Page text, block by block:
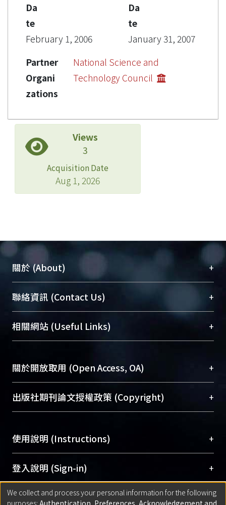
Da
te
February 1, 2006
Da
te
January 31, 2007
Partner
Organi
zations
National Science and
Technology Council
Views
3
Acquisition Date
Aug 1, 2026
關於 (About) +
臺大位居世界頂尖大學之列，為永久珍藏及向國際
展現本校豐碩的研究成果及學術能量，圖書館整合
機構典藏（NTUR）與學術庫（AH）不同功能平
台，成為臺大學術典藏NTU scholars。期能整合研
成果。
To permanently archive and promote researcher
profiles and scholarly works, Library integrates the
services of “NTU Repository” with “Academic
聯絡資訊 (Contact Us) +
總館學科館員(Main Library)
醫學圖書館學科館員(Medical Library)
Sciences Library)
相關網站 (Useful Links) +
關於開放取用 (Open Access, OA) +
開放取用是從使用者角度提升資訊取用性的社會運
動，應用在學術研究上是透過將研究著作公開供使
用逐年攀升。同時可加速研究發展、提升研究影響
Archive）平台。 （點選深入了解OA）
出版社期刊論文授權政策 (Copyright) +
含部分內容的版權非匯入者所有，或由第三方贊
助與合作完成，請確認該版權所有者及第三方同
意提供此授權。
Please represent that the submission is your
original work, and that you have the right to
使用說明 (Instructions) +
網站簡介(Quickstart Guide)
使用手冊(Instruction Manual)
線上預約服務(Booking Service)
登入說明 (Sign-in) +
方案一：臺灣大學計算機中心帳號登入
匯入著作 (Submission) +
We collect and process your personal information for the following
purposes: Authentication, Preferences, Acknowledgement and